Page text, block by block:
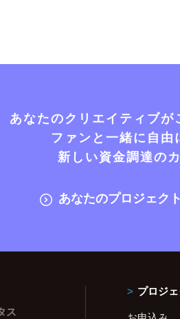
あなたのクリエイティブ
ファンと一緒に自由
新しい資金調達の
あなたのプロジェク
ス
プロジ